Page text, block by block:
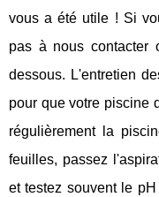
vous a été utile ! Si
pas à nous contacter
dessous. L'entretien
pour que votre piscine
régulièrement la
feuilles, passez
et testez souvent le